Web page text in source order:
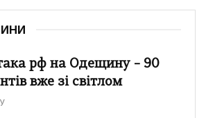
рф на Одещину – 90
вже зі світлом